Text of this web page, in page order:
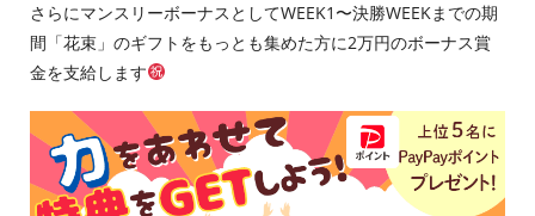
さらにマンスリーボーナスとしてWEEK1〜決勝WEEKまでの期
間「花束」のギフトをもっとも集めた方に2万円のボーナス賞
金を支給します